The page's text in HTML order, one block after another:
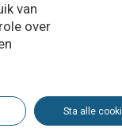
van
over
Sta alle